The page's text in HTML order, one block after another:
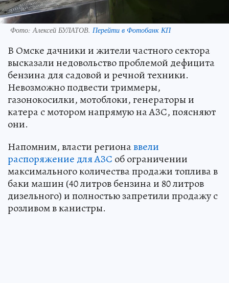
Фото:Алексей БУЛАТОВ. Перейти в Фотобанк КП
В Омске дачники и жители частного сектора
высказали недовольство проблемой дефицита
бензина для садовой и речной техники.
Невозможно подвести триммеры,
газонокосилки, мотоблоки, генераторы и
катера с мотором напрямую на АЗС, поясняют
они.
Напомним, власти регионаввели
распоряжение для АЗС об ограничении
максимального количества продажи топлива в
баки машин (40 литров бензина и 80 литров
дизельного) и полностью запретили продажу с
розливом в канистры.